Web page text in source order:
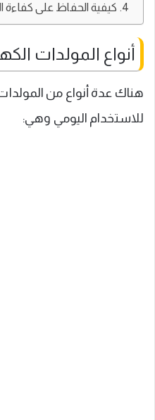
كيفية الحفاظ على كفاءة
أنواع المولدات
هناك عدة أنواع من
للاستخدام اليومي وهي: